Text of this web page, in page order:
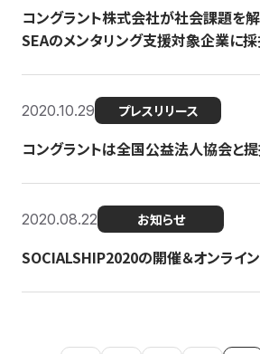
コングラント株式会社が社会課題を
SEAのメンタリング支援対象企業に
2020.10.29 プレスリリース
コングラントは全国公益法人協会と
2020.08.22 お知らせ
SOCIALSHIP2020の開催＆オンライ